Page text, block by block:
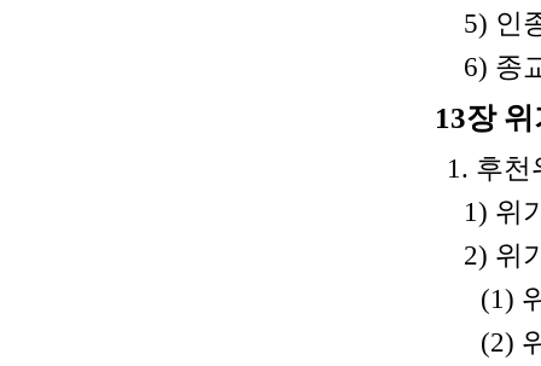
5) 인
6) 종
13장
1. 후천
1) 위
2) 위
(1)
(2)